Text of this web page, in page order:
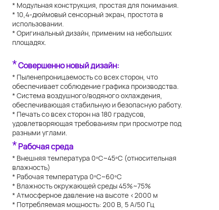
* Модульная конструкция, простая для понимания.
* 10,4-дюймовый сенсорный экран, простота в
использовании.
* Оригинальный дизайн, применим на небольших
площадях.
*Совершенно новый дизайн:
* Пыленепроницаемость со всех сторон, что
обеспечивает соблюдение графика производства.
* Система воздушного/водяного охлаждения,
обеспечивающая стабильную и безопасную работу.
* Печать со всех сторон на 180 градусов,
удовлетворяющая требованиям при просмотре под
разными углами.
*Рабочая среда
* Внешняя температура 0ºC~45ºC (относительная
влажность)
* Рабочая температура 0ºC~60ºC
* Влажность окружающей среды 45%~75%
* Атмосферное давление на высоте <2000 м
* Потребляемая мощность: 200 В, 5 А/50 Гц